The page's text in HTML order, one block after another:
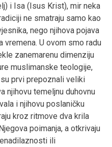
i Isa (Isus Krist), mir neka
ne smatraju samo kao
nego njihova pojava
vremena. U ovom smo radu
zanemarenu dimenziju
muslimanske teologije,
prvi prepoznali veliki
njihovu temeljnu duhovnu
i njihovu poslaničku
kroz ritmove dva krila
poimanja, a otkrivaju
ili